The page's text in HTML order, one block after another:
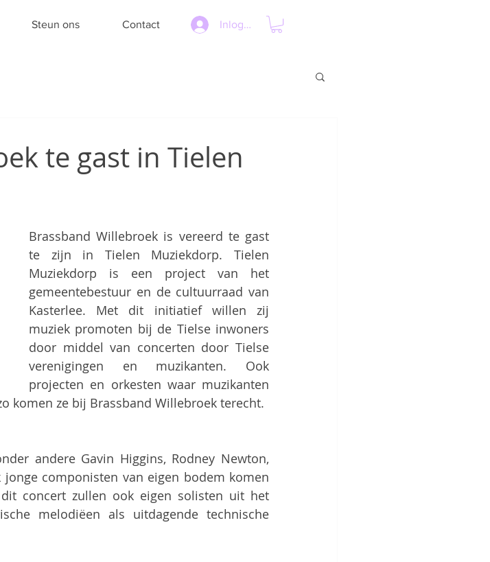
Steun ons Contact Inloggen
te gast in Tielen
Brassband Willebroek is vereerd te gast
te zijn in Tielen Muziekdorp. Tielen
Muziekdorp is een project van het
gemeentebestuur en de cultuurraad van
Kasterlee. Met dit initiatief willen zij
muziek promoten bij de Tielse inwoners
door middel van concerten door Tielse
verenigingen en muzikanten. Ook
projecten en orkesten waar muzikanten
komen ze bij Brassband Willebroek terecht.
andere Gavin Higgins, Rodney Newton,
componisten van eigen bodem komen
concert zullen ook eigen solisten uit het
melodiëen als uitdagende technische